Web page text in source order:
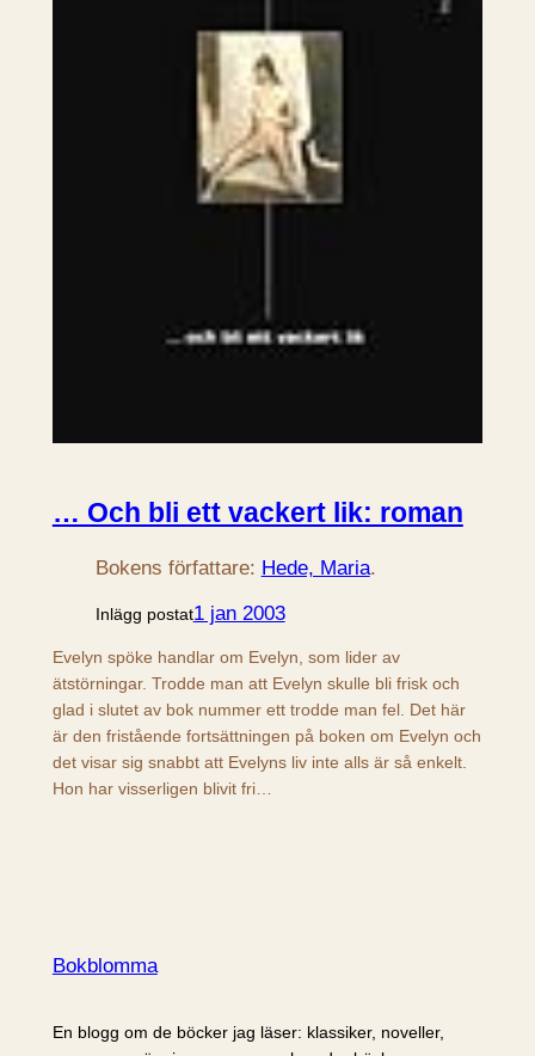
… Och bli ett vackert lik: roman
Bokens författare: Hede, Maria.
Inlägg postat1 jan 2003
Evelyn spöke handlar om Evelyn, som lider av
ätstörningar. Trodde man att Evelyn skulle bli frisk och
glad i slutet av bok nummer ett trodde man fel. Det här
är den fristående fortsättningen på boken om Evelyn och
det visar sig snabbt att Evelyns liv inte alls är så enkelt.
Hon har visserligen blivit fri…
Bokblomma
En blogg om de böcker jag läser: klassiker, noveller,